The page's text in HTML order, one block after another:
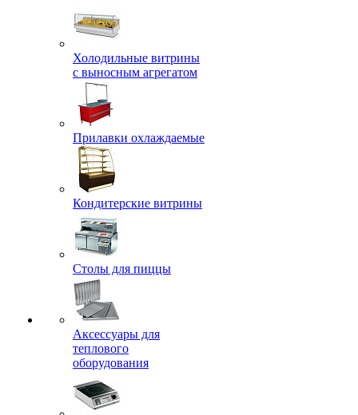
Холодильные витрины
с выносным агрегатом
Прилавки охлаждаемые
Кондитерские витрины
Столы для пиццы
Аксессуары для
теплового
оборудования